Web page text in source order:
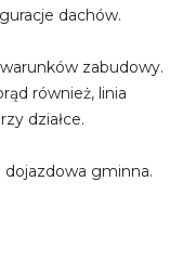
dachów.
zabudowy.
również, linia
działce.
dojazdowa gminna.